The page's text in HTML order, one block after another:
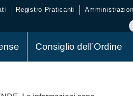
Registro Praticanti
Consiglio dell’Ordine